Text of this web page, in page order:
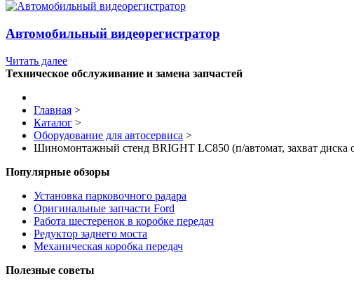
Автомобильный видеорегистратор
Читать далее
Техническое обслуживание и замена запчастей
Главная >
Каталог >
Оборудование для автосервиса >
Шиномонтажный стенд BRIGHT LC850 (п/автомат, захват диска
Популярные обзоры
Установка парковочного радара
Оригинальные запчасти Ford
Работа шестеренок в коробке передач
Редуктор заднего моста
Механическая коробка передач
Полезные советы